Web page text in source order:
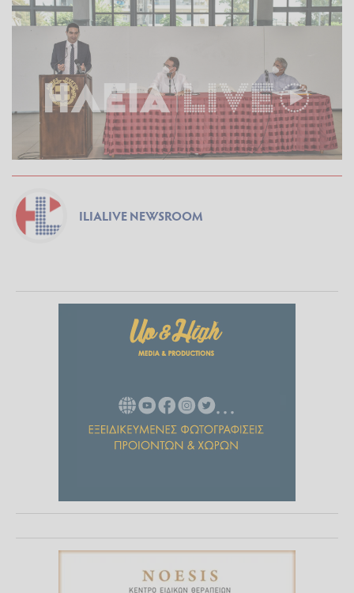
ILIALIVE NEWSROOM